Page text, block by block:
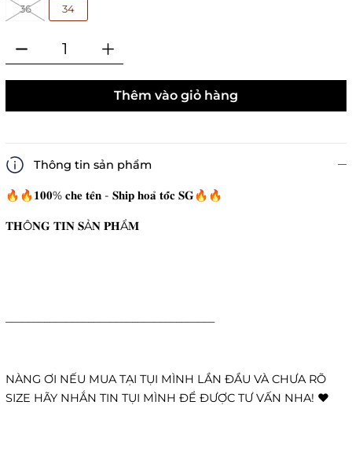
36 34
Thêm vào giỏ hàng
Thông tin sản phẩm
🔥🔥𝟏𝟎𝟎% 𝐜𝐡𝐞 𝐭𝐞̂𝐧 - 𝐒𝐡𝐢𝐩 𝐡𝐨𝐚̉ 𝐭𝐨̂́𝐜 𝐒𝐆🔥🔥
𝐓𝐇Ô𝐍𝐆 𝐓𝐈𝐍 𝐒Ả𝐍 𝐏𝐇Ẩ𝐌
NÀNG ƠI NẾU MUA TẠI TỤI MÌNH LẦN ĐẦU VÀ CHƯA RÕ
SIZE HÃY NHẮN TIN TỤI MÌNH ĐỂ ĐƯỢC TƯ VẤN NHA! ❤️